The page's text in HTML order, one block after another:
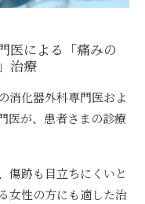
医による「痛みの
治療
消化器外科専門医およ
医が、患者さまの診療
傷跡も目立ちにくいと
女性の方にも適した治